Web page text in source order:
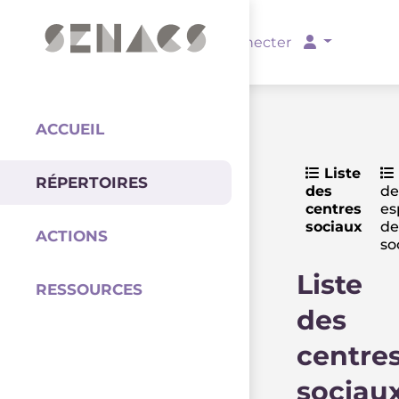
Se connecter
ACCUEIL
RÉPERTOIRES
ACTIONS
RESSOURCES
Liste
des
centres
sociaux
Liste
des